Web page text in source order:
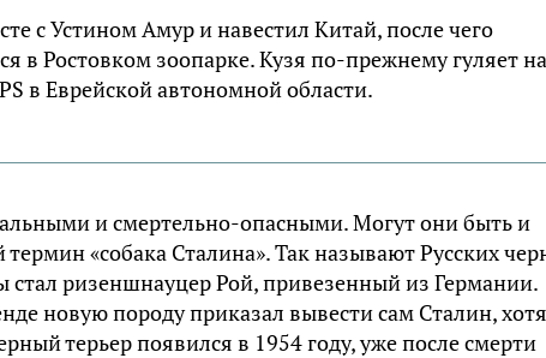
с Устином Амур и навестил Китай, после чего
в Ростовком зоопарке. Кузя по-прежнему гуляет на
в Еврейской автономной области.
и смертельно-опасными. Могут они быть и
«собака Сталина». Так называют Русских
ризеншнауцер Рой, привезенный из Германии.
новую породу приказал вывести сам Сталин, хотя
терьер появился в 1954 году, уже после смерти